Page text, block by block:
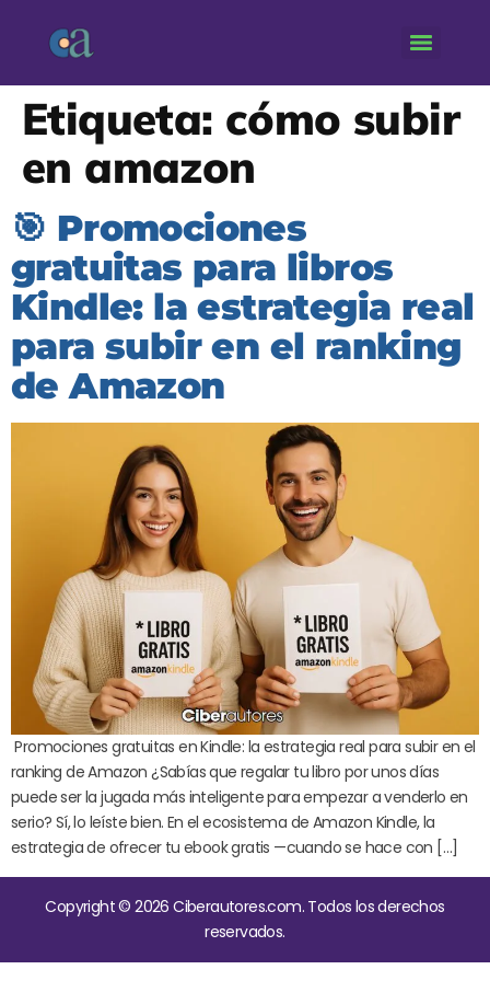
Etiqueta: cómo subir
en amazon
🎯 Promociones
gratuitas para libros
Kindle: la estrategia real
para subir en el ranking
de Amazon
Promociones gratuitas en Kindle: la estrategia real para subir en el
ranking de Amazon ¿Sabías que regalar tu libro por unos días
puede ser la jugada más inteligente para empezar a venderlo en
serio? Sí, lo leíste bien. En el ecosistema de Amazon Kindle, la
estrategia de ofrecer tu ebook gratis —cuando se hace con […]
Copyright © 2026 Ciberautores.com. Todos los derechos
reservados.